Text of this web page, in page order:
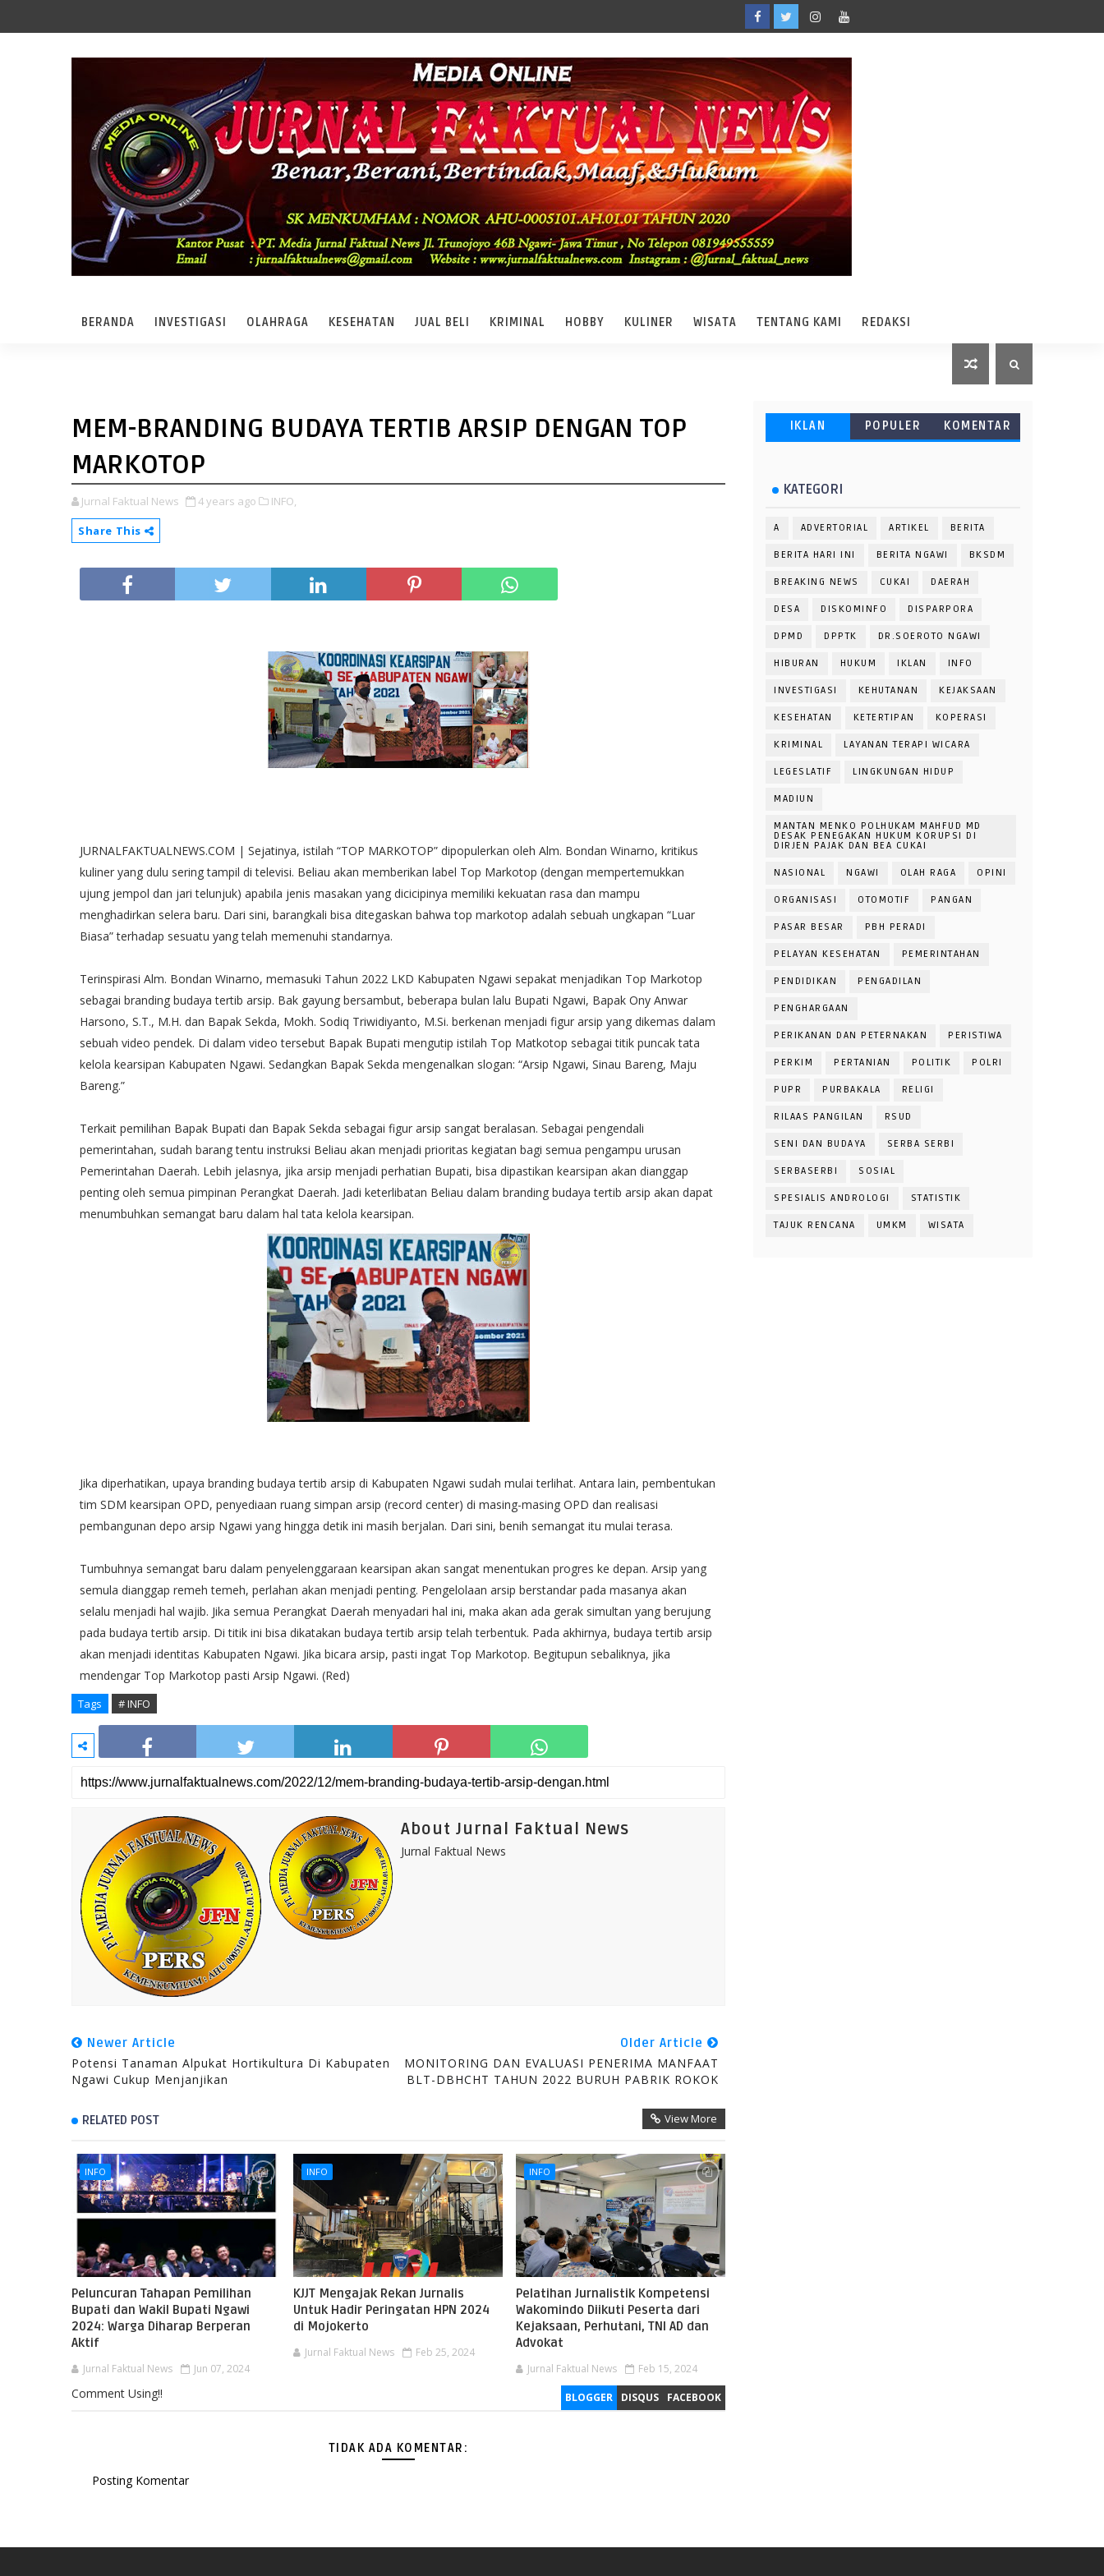
BERANDA INVESTIGASI OLAHRAGA KESEHATAN JUAL BELI KRIMINAL HOBBY KULINER WISATA TENTANG KAMI REDAKSI
MEM-BRANDING BUDAYA TERTIB ARSIP DENGAN TOP
MARKOTOP
Jurnal Faktual News 4 years ago
INFO,
Share This
JURNALFAKTUALNEWS.COM | Sejatinya, istilah “TOP MARKOTOP” dipopulerkan oleh Alm. Bondan Winarno, kritikus
kuliner yang dulu sering tampil di televisi. Beliau akan memberikan label Top Markotop (dengan mempertemukkan
ujung jempol dan jari telunjuk) apabila jenis masakan yang dicicipinya memiliki kekuatan rasa dan mampu
menghadirkan selera baru. Dari sini, barangkali bisa ditegaskan bahwa top markotop adalah sebuah ungkapan “Luar
Biasa” terhadap sesuatu yang telah memenuhi standarnya.
Terinspirasi Alm. Bondan Winarno, memasuki Tahun 2022 LKD Kabupaten Ngawi sepakat menjadikan Top Markotop
sebagai branding budaya tertib arsip. Bak gayung bersambut, beberapa bulan lalu Bupati Ngawi, Bapak Ony Anwar
Harsono, S.T., M.H. dan Bapak Sekda, Mokh. Sodiq Triwidiyanto, M.Si. berkenan menjadi figur arsip yang dikemas dalam
sebuah video pendek. Di dalam video tersebut Bapak Bupati mengutip istilah Top Matkotop sebagai titik puncak tata
kelola kearsipan Kabupaten Ngawi. Sedangkan Bapak Sekda mengenalkan slogan: “Arsip Ngawi, Sinau Bareng, Maju
Bareng.”
Terkait pemilihan Bapak Bupati dan Bapak Sekda sebagai figur arsip sangat beralasan. Sebagai pengendali
pemerintahan, sudah barang tentu instruksi Beliau akan menjadi prioritas kegiatan bagi semua pengampu urusan
Pemerintahan Daerah. Lebih jelasnya, jika arsip menjadi perhatian Bupati, bisa dipastikan kearsipan akan dianggap
penting oleh semua pimpinan Perangkat Daerah. Jadi keterlibatan Beliau dalam branding budaya tertib arsip akan dapat
menumbuhkan semangat baru dalam hal tata kelola kearsipan.
Jika diperhatikan, upaya branding budaya tertib arsip di Kabupaten Ngawi sudah mulai terlihat. Antara lain, pembentukan
tim SDM kearsipan OPD, penyediaan ruang simpan arsip (record center) di masing-masing OPD dan realisasi
pembangunan depo arsip Ngawi yang hingga detik ini masih berjalan. Dari sini, benih semangat itu mulai terasa.
Tumbuhnya semangat baru dalam penyelenggaraan kearsipan akan sangat menentukan progres ke depan. Arsip yang
semula dianggap remeh temeh, perlahan akan menjadi penting. Pengelolaan arsip berstandar pada masanya akan
selalu menjadi hal wajib. Jika semua Perangkat Daerah menyadari hal ini, maka akan ada gerak simultan yang berujung
pada budaya tertib arsip. Di titik ini bisa dikatakan budaya tertib arsip telah terbentuk. Pada akhirnya, budaya tertib arsip
akan menjadi identitas Kabupaten Ngawi. Jika bicara arsip, pasti ingat Top Markotop. Begitupun sebaliknya, jika
mendengar Top Markotop pasti Arsip Ngawi. (Red)
Tags # INFO
About Jurnal Faktual News
Jurnal Faktual News
Newer Article
Potensi Tanaman Alpukat Hortikultura Di Kabupaten
Ngawi Cukup Menjanjikan
Older Article
MONITORING DAN EVALUASI PENERIMA MANFAAT
BLT-DBHCHT TAHUN 2022 BURUH PABRIK ROKOK
RELATED POST View More
INFO
Peluncuran Tahapan Pemilihan
Bupati dan Wakil Bupati Ngawi
2024: Warga Diharap Berperan
Aktif
Jurnal Faktual News Jun 07, 2024
INFO
KJJT Mengajak Rekan Jurnalis
Untuk Hadir Peringatan HPN 2024
di Mojokerto
Jurnal Faktual News Feb 25, 2024
INFO
Pelatihan Jurnalistik Kompetensi
Wakomindo Diikuti Peserta dari
Kejaksaan, Perhutani, TNI AD dan
Advokat
Jurnal Faktual News Feb 15, 2024
BLOGGER DISQUS FACEBOOK
Comment Using!!
TIDAK ADA KOMENTAR:
Posting Komentar
IKLAN POPULER KOMENTAR
KATEGORI
A ADVERTORIAL ARTIKEL BERITA
BERITA HARI INI BERITA NGAWI BKSDM
BREAKING NEWS CUKAI DAERAH
DESA DISKOMINFO DISPARPORA
DPMD DPPTK DR.SOEROTO NGAWI
HIBURAN HUKUM IKLAN INFO
INVESTIGASI KEHUTANAN KEJAKSAAN
KESEHATAN KETERTIPAN KOPERASI
KRIMINAL LAYANAN TERAPI WICARA
LEGESLATIF LINGKUNGAN HIDUP
MADIUN
MANTAN MENKO POLHUKAM MAHFUD MD
DESAK PENEGAKAN HUKUM KORUPSI DI
DIRJEN PAJAK DAN BEA CUKAI
NASIONAL NGAWI OLAH RAGA OPINI
ORGANISASI OTOMOTIF PANGAN
PASAR BESAR PBH PERADI
PELAYAN KESEHATAN PEMERINTAHAN
PENDIDIKAN PENGADILAN
PENGHARGAAN
PERIKANAN DAN PETERNAKAN PERISTIWA
PERKIM PERTANIAN POLITIK POLRI
PUPR PURBAKALA RELIGI
RILAAS PANGILAN RSUD
SENI DAN BUDAYA SERBA SERBI
SERBASERBI SOSIAL
SPESIALIS ANDROLOGI STATISTIK
TAJUK RENCANA UMKM WISATA